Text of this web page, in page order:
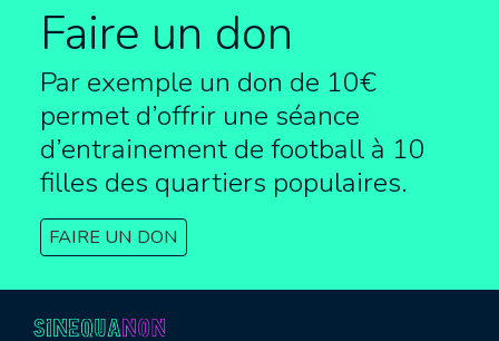
Faire un don
Par exemple un don de 10€
permet d’offrir une séance
d’entrainement de football à 10
filles des quartiers populaires.
FAIRE UN DON